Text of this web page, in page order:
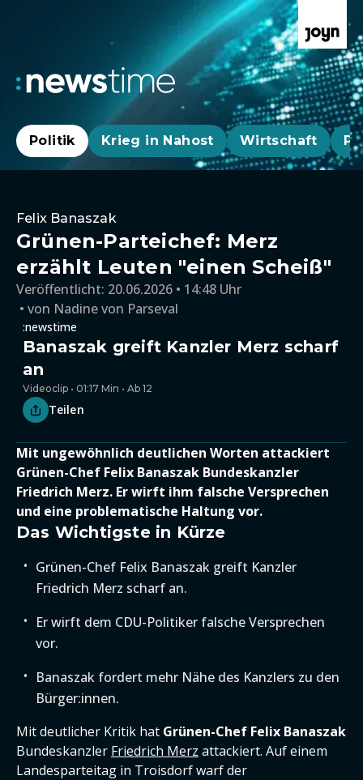
Politik Krieg in Nahost Wirtschaft
Felix Banaszak
Grünen-Parteichef: Merz
erzählt Leuten "einen Scheiß"
Veröffentlicht: 20.06.2026 • 14:48 Uhr
von Nadine von Parseval
:newstime
Banaszak greift Kanzler Merz scharf
an
Videoclip • 01:17 Min • Ab 12
Teilen
Mit ungewöhnlich deutlichen Worten attackiert
Grünen-Chef Felix Banaszak Bundeskanzler
Friedrich Merz. Er wirft ihm falsche Versprechen
und eine problematische Haltung vor.
Das Wichtigste in Kürze
Grünen-Chef Felix Banaszak greift Kanzler
Friedrich Merz scharf an.
Er wirft dem CDU-Politiker falsche Versprechen
vor.
Banaszak fordert mehr Nähe des Kanzlers zu den
Bürger:innen.
Mit deutlicher Kritik hat Grünen-Chef Felix Banaszak
Bundeskanzler Friedrich Merz attackiert. Auf einem
Landesparteitag in Troisdorf warf der